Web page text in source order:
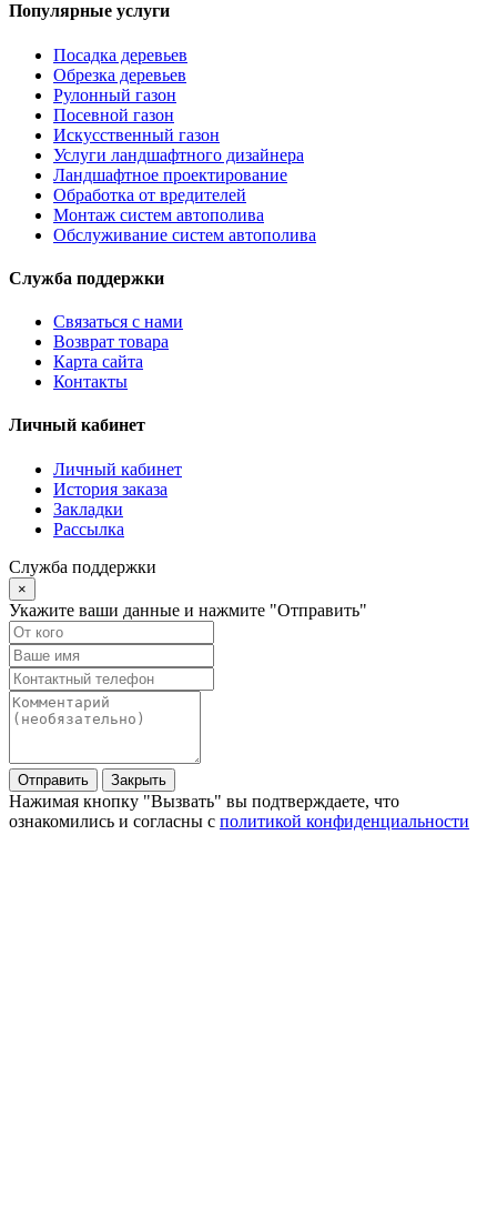
Популярные услуги
Посадка деревьев
Обрезка деревьев
Рулонный газон
Посевной газон
Искусственный газон
Услуги ландшафтного дизайнера
Ландшафтное проектирование
Обработка от вредителей
Монтаж систем автополива
Обслуживание систем автополива
Служба поддержки
Связаться с нами
Возврат товара
Карта сайта
Контакты
Личный кабинет
Личный кабинет
История заказа
Закладки
Рассылка
Служба поддержки
×
Укажите ваши данные и нажмите "Отправить"
Отправить Закрыть
Нажимая кнопку "Вызвать" вы подтверждаете, что
ознакомились и согласны с политикой конфиденциальности